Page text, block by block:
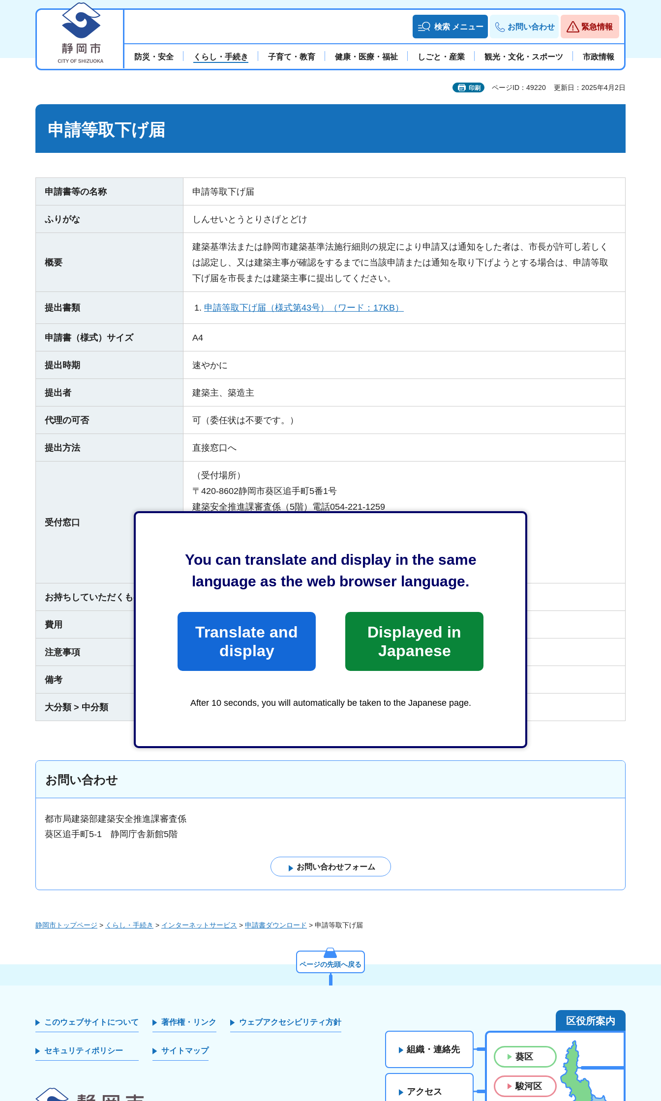
You can translate and display in the same
language as the web browser language.
Translate and
display
Displayed in
Japanese
After 10 seconds, you will automatically be taken to the Japanese page.
検索 メニュー お問い合わせ 緊急情報
防災・安全 くらし・手続き 子育て・教育 健康・医療・福祉 しごと・産業 観光・文化・スポーツ 市政情報
印刷 ページID：49220 更新日：2025年4月2日
申請等取下げ届
申請書等の名称 申請等取下げ届
ふりがな しんせいとうとりさげとどけ
概要
建築基準法または静岡市建築基準法施行細則の規定により申請又は通知をした者は、市長が許可し若しく
は認定し、又は建築主事が確認をするまでに当該申請または通知を取り下げようとする場合は、申請等取
下げ届を市長または建築主事に提出してください。
提出書類 申請等取下げ届（様式第43号）（ワード：17KB）
申請書（様式）サイズ A4
提出時期 速やかに
提出者 建築主、築造主
代理の可否 可（委任状は不要です。）
提出方法 直接窓口へ
受付窓口
（受付場所）
〒420-8602静岡市葵区追手町5番1号
建築安全推進課審査係（5階）電話054-221-1259
平日午前8時30分から午後5時15分まで
なお、土日祝日及び年末年始（12月29日から1月3日まで）は受け付けておりません。
お持ちしていただくもの
費用 無料
注意事項
備考
大分類 > 中分類 都市・建築・土木＞ 建築
お問い合わせ
都市局建築部建築安全推進課審査係
葵区追手町5-1 静岡庁舎新館5階
静岡市トップページ > くらし・手続き > インターネットサービス > 申請書ダウンロード > 申請等取下げ届
ページの先頭へ戻る
このウェブサイトについて 著作権・リンク ウェブアクセシビリティ方針
セキュリティポリシー サイトマップ 組織・連絡先
アクセス
区役所案内
葵区
駿河区